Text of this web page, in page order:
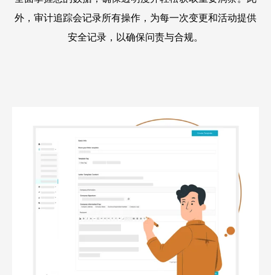
外，审计追踪会记录所有操作，为每一次变更和活动提供
安全记录，以确保问责与合规。